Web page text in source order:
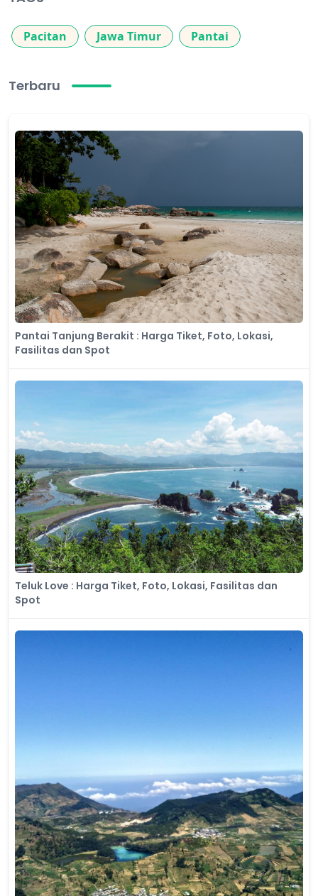
Pacitan Jawa Timur Pantai
Terbaru
​Pantai Tanjung Berakit : Harga Tiket, Foto, Lokasi,
Fasilitas dan Spot
Teluk Love​ : Harga Tiket, Foto, Lokasi, Fasilitas dan
Spot